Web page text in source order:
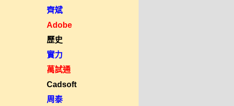
齊斌
Adobe
歷史
實力
萬試通
Cadsoft
周泰